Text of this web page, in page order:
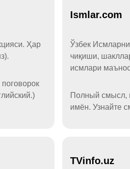
Ҳар
Ismlar.com
Ўзбек
чиқиши,
исмлари
Полный смысл,
имён. Узнайте
TVinfo.uz